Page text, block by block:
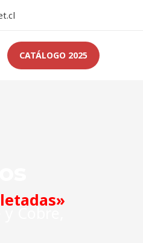
CATÁLOGO 2025
Cobre,